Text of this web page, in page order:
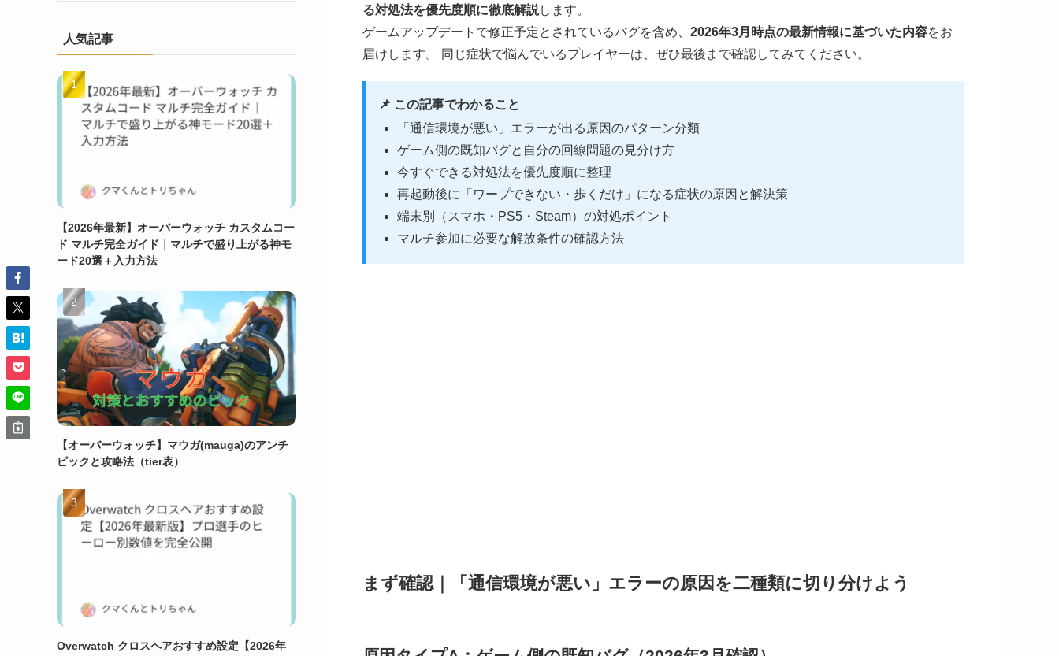
る対処法を優先度順に徹底解説します。
ゲームアップデートで修正予定とされているバグを含め、 2026年3月時点の最新情報に基づいた内容をお
届けします。 同じ症状で悩んでいるプレイヤーは、ぜひ最後まで確認してみてください。
📌 この記事でわかること
「通信環境が悪い」エラーが出る原因のパターン分類
ゲーム側の既知バグと自分の回線問題の見分け方
今すぐできる対処法を優先度順に整理
再起動後に「ワープできない・歩くだけ」になる症状の原因と解決策
端末別（スマホ・PS5・Steam）の対処ポイント
マルチ参加に必要な解放条件の確認方法
まず確認｜「通信環境が悪い」エラーの原因を二種類に切り分けよう
人気記事
【2026年最新】オーバーウォッチ カスタムコー
ド マルチ完全ガイド｜マルチで盛り上がる神モ
ード20選＋入力方法
【オーバーウォッチ】マウガ(mauga)のアンチ
ピックと攻略法（tier表）
Overwatch クロスヘアおすすめ設定【2026年